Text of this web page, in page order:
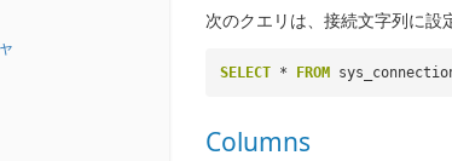
次のクエリは、接続文字列に設
SELECT * FROM
Columns